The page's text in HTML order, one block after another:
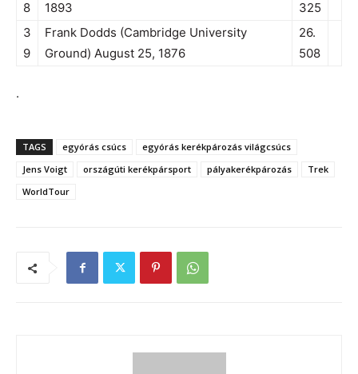
8
1893
325
3
9
Frank Dodds (Cambridge University
Ground) August 25, 1876
26.
508
.
TAGS egyórás csúcs
egyórás kerékpározás világcsúcs
Jens Voigt
országúti kerékpársport pályakerékpározás
Trek
WorldTour